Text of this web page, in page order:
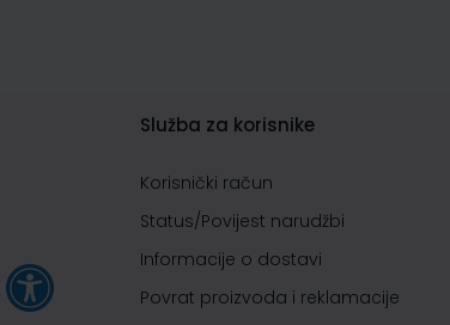
Služba za korisnike
Korisnički račun
Status/Povijest narudžbi
Informacije o dostavi
Povrat proizvoda i reklamacije